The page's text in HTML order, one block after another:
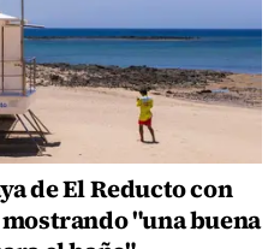
de El Reducto con
"una buena